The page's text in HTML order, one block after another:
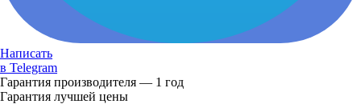
Написать
в Telegram
Гарантия производителя — 1 год
Гарантия лучшей цены